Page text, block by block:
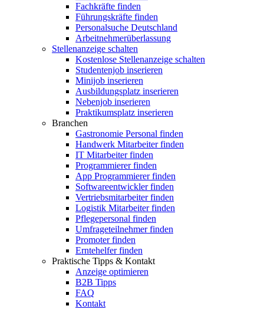
Fachkräfte finden
Führungskräfte finden
Personalsuche Deutschland
Arbeitnehmerüberlassung
Stellenanzeige schalten
Kostenlose Stellenanzeige schalten
Studentenjob inserieren
Minijob inserieren
Ausbildungsplatz inserieren
Nebenjob inserieren
Praktikumsplatz inserieren
Branchen
Gastronomie Personal finden
Handwerk Mitarbeiter finden
IT Mitarbeiter finden
Programmierer finden
App Programmierer finden
Softwareentwickler finden
Vertriebsmitarbeiter finden
Logistik Mitarbeiter finden
Pflegepersonal finden
Umfrageteilnehmer finden
Promoter finden
Erntehelfer finden
Praktische Tipps & Kontakt
Anzeige optimieren
B2B Tipps
FAQ
Kontakt